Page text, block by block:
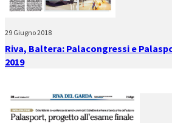
29 Giugno 2018
Riva, Baltera: Palacongressi e
2019